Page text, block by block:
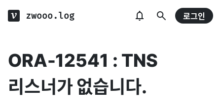
zwooo.log 로그인
ORA-12541 : TNS
리스너가 없습니다.